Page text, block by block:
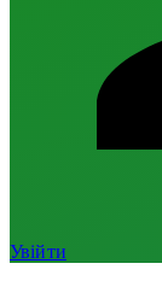
Увійти